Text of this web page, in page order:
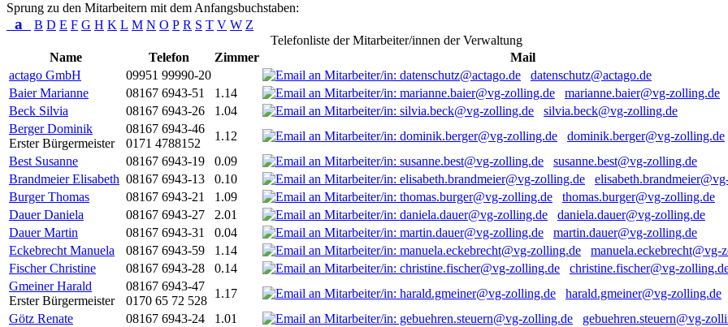
Sprung zu den Mitarbeitern mit dem Anfangsbuchstaben:
a B D E F G H K L M N O P R S T V W Z
Telefonliste der Mitarbeiter/innen der Verwaltung
Name
Telefon Zimmer
Mail
actago GmbH
09951 99990-20
datenschutz@actago.de
Baier Marianne
08167 6943-51 1.14
marianne.baier@vg-zolling.de
Beck Silvia
08167 6943-26 1.04
silvia.beck@vg-zolling.de
Berger Dominik
Erster Bürgermeister
08167 6943-46
0171 4788152
1.12
dominik.berger@vg-zolling.de
Best Susanne
08167 6943-19 0.09
susanne.best@vg-zolling.de
Brandmeier Elisabeth 08167 6943-13 0.10
Burger Thomas
08167 6943-21 1.09
thomas.burger@vg-zolling.de
Dauer Daniela
08167 6943-27 2.01
daniela.dauer@vg-zolling.de
Dauer Martin
08167 6943-31 0.04
martin.dauer@vg-zolling.de
Eckebrecht Manuela
08167 6943-59 1.14
manuela.eckebrecht@vg-
Fischer Christine
08167 6943-28 0.14
christine.fischer@vg-
Gmeiner Harald
Erster Bürgermeister
08167 6943-47
0170 65 72 528
1.17
harald.gmeiner@vg-zolling.de
Götz Renate
08167 6943-24 1.01
gebuehren.steuern@vg-